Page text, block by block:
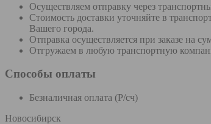
Осуществляем отправку через
Стоимость доставки уточняйте в
Вашего города.
Отправка осуществляется при заказе на
Отгружаем в любую транспортную
Способы оплаты
Безналичная оплата (Р/сч)
Новосибирск